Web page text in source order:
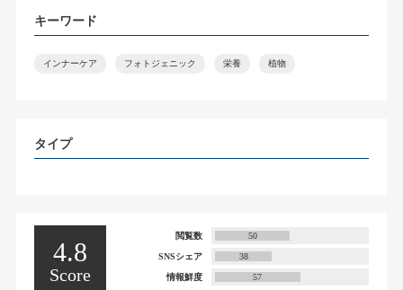
キーワード
インナーケア フォトジェニック 栄養 植物
タイプ
4.8
Score
閲覧数 50
SNSシェア 38
情報鮮度 57